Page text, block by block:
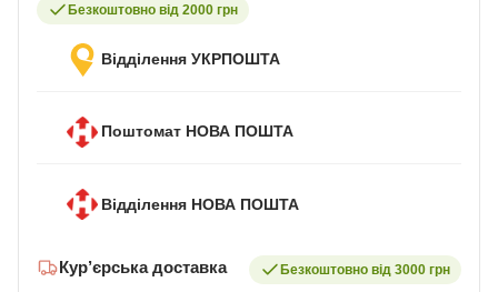
Безкоштовно від 2000 грн
Відділення УКРПОШТА
Поштомат НОВА ПОШТА
Відділення НОВА ПОШТА
Кур’єрська доставка Безкоштовно від 3000 грн